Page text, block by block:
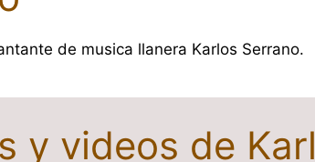
de musica llanera Karlos Serrano.
y videos de